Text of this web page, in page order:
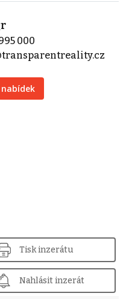
000
Tisk inzerátu
Nahlásit inzerát